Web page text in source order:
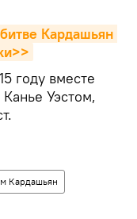
Кардашьян
году вместе
Уэстом,
Кардашьян